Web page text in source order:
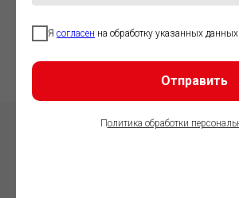
Я согласен на обработку указанных данных
Отправить
Политика обработки